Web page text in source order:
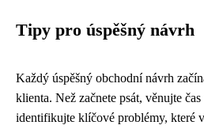
Tipy pro úspěšný návrh
Každý úspěšný obchodní návrh
klienta. Než začnete psát, věnujte
identifikujte klíčové problémy, které